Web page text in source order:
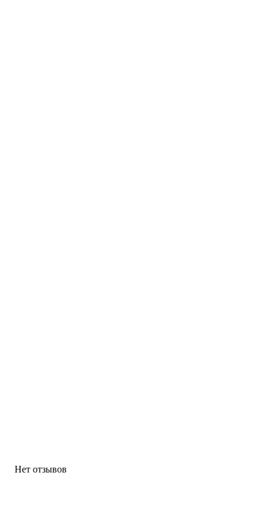
Нет отзывов